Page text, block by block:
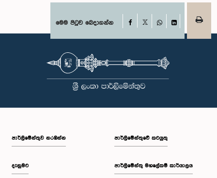
මෙම පිටුව බෙදාගන්න Facebook
WhatsAppLinkedIn
පාර්ලි‌මේන්තුව නරඹන්න
දැනුමට
පාර්ලිමේන්තුවේ කටයුතු
පාර්ලිමේන්තු මහලේකම් කාර්යාලය